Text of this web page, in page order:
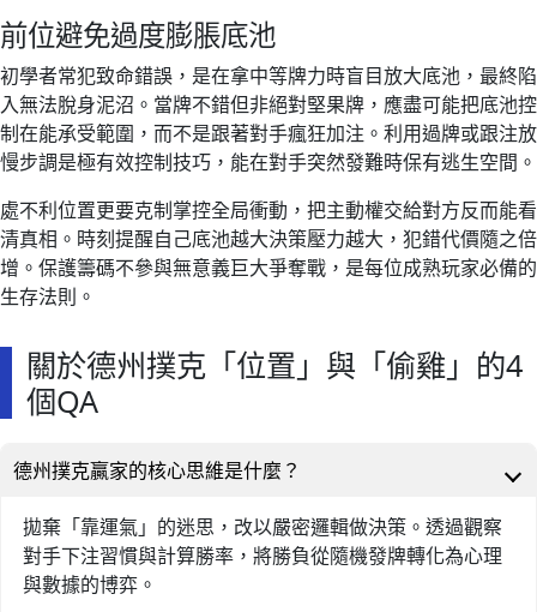
前位避免過度膨脹底池
初學者常犯致命錯誤，是在拿中等牌力時盲目放大底池，最終陷
入無法脫身泥沼。當牌不錯但非絕對堅果牌，應盡可能把底池控
制在能承受範圍，而不是跟著對手瘋狂加注。利用過牌或跟注放
慢步調是極有效控制技巧，能在對手突然發難時保有逃生空間。
處不利位置更要克制掌控全局衝動，把主動權交給對方反而能看
清真相。時刻提醒自己底池越大決策壓力越大，犯錯代價隨之倍
增。保護籌碼不參與無意義巨大爭奪戰，是每位成熟玩家必備的
生存法則。
關於德州撲克「位置」與「偷雞」的4
個QA
德州撲克贏家的核心思維是什麼？
拋棄「靠運氣」的迷思，改以嚴密邏輯做決策。透過觀察
對手下注習慣與計算勝率，將勝負從隨機發牌轉化為心理
與數據的博弈。